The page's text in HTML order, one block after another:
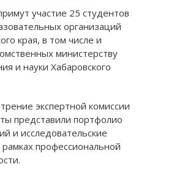
участие 25 студентов
организаций
края, в том числе и
министерству
и науки Хабаровского
экспертной комиссии
представили портфолио
и исследовательские
профессиональной